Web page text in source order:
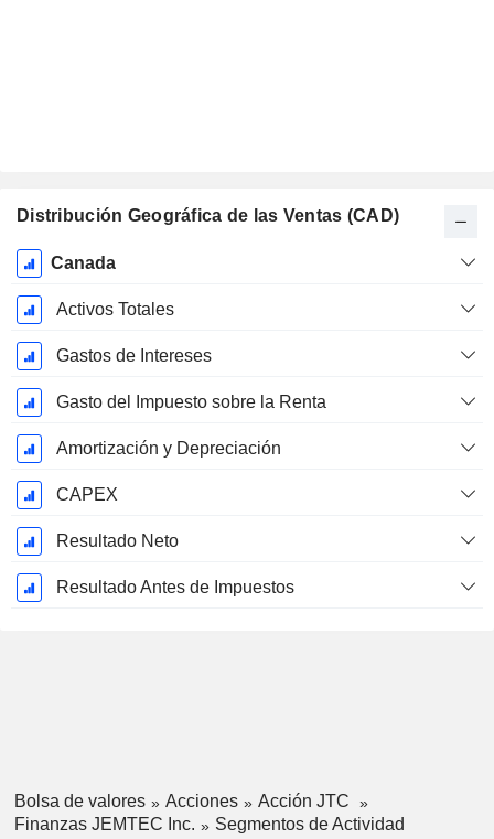
Distribución Geográfica de las Ventas (CAD)
Período
fiscal:
Julio
Canada
Activos Totales
Gastos de Intereses
Gasto del Impuesto sobre la Renta
Amortización y Depreciación
CAPEX
Resultado Neto
Resultado Antes de Impuestos
Bolsa de valores Acciones
Acción JTC
Finanzas JEMTEC Inc.
Segmentos de Actividad